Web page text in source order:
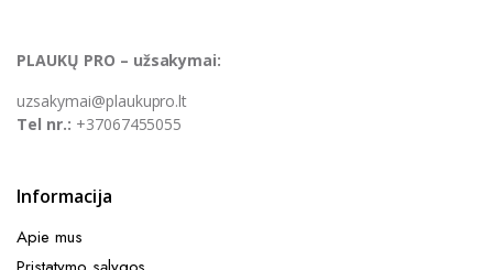
PLAUKŲ PRO – užsakymai:
uzsakymai@plaukupro.lt
Tel nr.: +37067455055
Informacija
Apie mus